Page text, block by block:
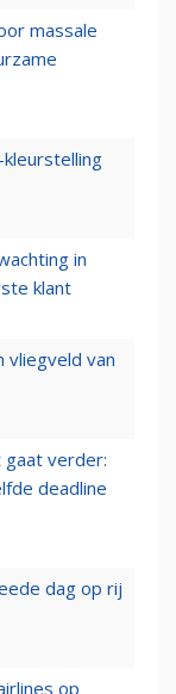
massale
kleurstelling
in
klant
vliegveld van
gaat verder:
deadline
dag op rij
op